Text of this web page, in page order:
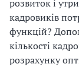
розвиток і
кадровиків
функцій?
кількості
розрахунку